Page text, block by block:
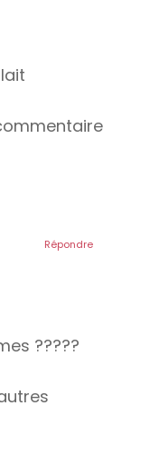
?????
Répondre